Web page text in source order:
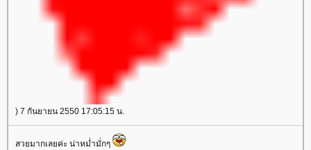
) 7 กันยายน 2550 17:05:15 น.
สวยมากเลยค่ะ น่าหม่ำมั่กๆ